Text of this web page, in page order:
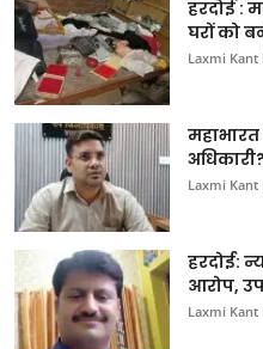
मध्य प्रदेश
दिल्ली
राजस्थान
हरियाणा
पंजाब
देश
हरदोई :
घरों को
Laxmi Kant
Laxmi Kant
हरदोई:
आरोप,
Laxmi Kant